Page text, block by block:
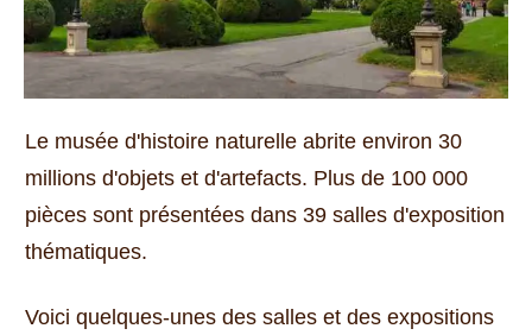
Le musée d'histoire naturelle abrite environ 30
millions d'objets et d'artefacts. Plus de 100 000
pièces sont présentées dans 39 salles d'exposition
thématiques.
Voici quelques-unes des salles et des expositions